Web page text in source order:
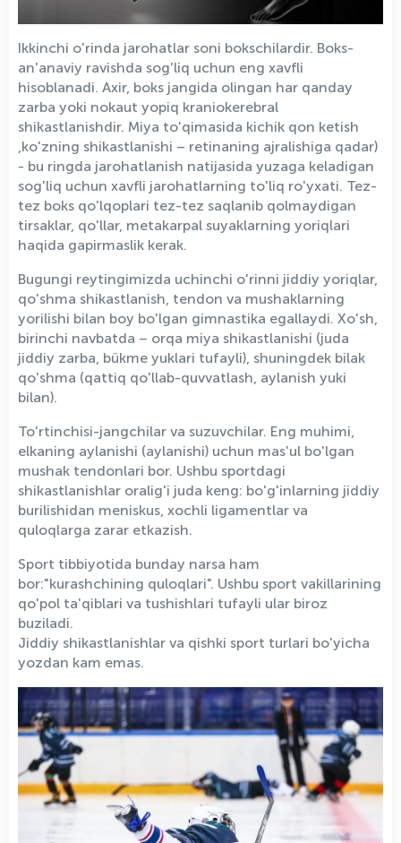
Ikkinchi o'rinda jarohatlar soni bokschilardir. Boks-
an'anaviy ravishda sog'liq uchun eng xavfli
hisoblanadi. Axir, boks jangida olingan har qanday
zarba yoki nokaut yopiq kraniokerebral
shikastlanishdir. Miya to'qimasida kichik qon ketish
,ko'zning shikastlanishi – retinaning ajralishiga qadar)
- bu ringda jarohatlanish natijasida yuzaga keladigan
sog'liq uchun xavfli jarohatlarning to'liq ro'yxati. Tez-
tez boks qo'lqoplari tez-tez saqlanib qolmaydigan
tirsaklar, qo'llar, metakarpal suyaklarning yoriqlari
haqida gapirmaslik kerak.
Bugungi reytingimizda uchinchi o'rinni jiddiy yoriqlar,
qo'shma shikastlanish, tendon va mushaklarning
yorilishi bilan boy bo'lgan gimnastika egallaydi. Xo'sh,
birinchi navbatda – orqa miya shikastlanishi (juda
jiddiy zarba, bükme yuklari tufayli), shuningdek bilak
qo'shma (qattiq qo'llab-quvvatlash, aylanish yuki
bilan).
To'rtinchisi-jangchilar va suzuvchilar. Eng muhimi,
elkaning aylanishi (aylanishi) uchun mas'ul bo'lgan
mushak tendonlari bor. Ushbu sportdagi
shikastlanishlar oralig'i juda keng: bo'g'inlarning jiddiy
burilishidan meniskus, xochli ligamentlar va
quloqlarga zarar etkazish.
Sport tibbiyotida bunday narsa ham
bor:"kurashchining quloqlari". Ushbu sport vakillarining
qo'pol ta'qiblari va tushishlari tufayli ular biroz
buziladi.
Jiddiy shikastlanishlar va qishki sport turlari bo'yicha
yozdan kam emas.